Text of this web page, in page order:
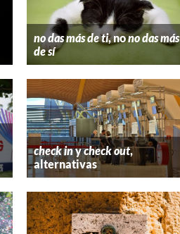
no das más de ti, nono das más
de sí
check inycheck out,
alternativas